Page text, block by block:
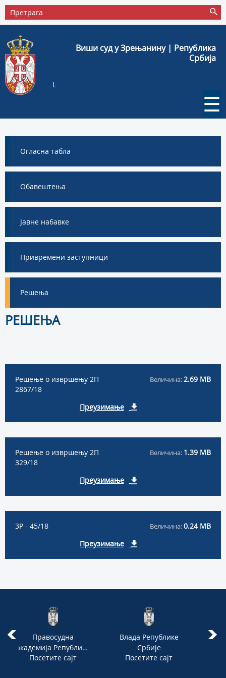
Виши суд у Зрењанину | Република
Србија
L
☰
Огласна табла
Обавештења
Јавне набавке
Привремени заступници
Решења
РЕШЕЊА
Решење о извршењу 2П
2867/18
Величина:2.69 MB
Преузимање
Решење о извршењу 2П
329/18
Величина: 1.39 MB
Преузимање
3Р - 45/18 Величина:0.24 MB
Преузимање
Правосудна
академија Републике
Србије
Посетите сајт
Влада Републике
Србије
Посетите сајт